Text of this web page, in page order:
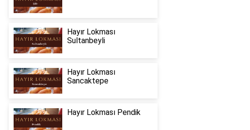
Hayır Lokması
Sultanbeyli
Hayır Lokması
Sancaktepe
Hayır Lokması Pendik